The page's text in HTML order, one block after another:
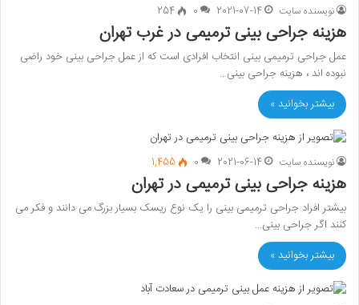
نویسنده سایت 2021-07-14
0
254
هزینه جراحی بینی ترمیمی در غرب تهران
عمل جراحی ترمیمی بینی انتخاب افرادی است که از عمل جراحی بینی خود راضی
نبوده اند ، هزینه جراحی بینی…
بیشتر بخوانید »
نویسنده سایت 2021-06-14
0
1,455
هزینه جراحی بینی ترمیمی در تهران
بیشتر افراد جراحی ترمیمی بینی را یک نوع ریسک بسیار بزرگ می دانند و فکر می
کنند اگر جراحی بینی…
بیشتر بخوانید »